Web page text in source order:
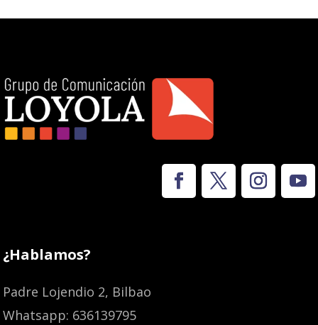
¿Hablamos?
Padre Lojendio 2, Bilbao
Whatsapp: 636139795